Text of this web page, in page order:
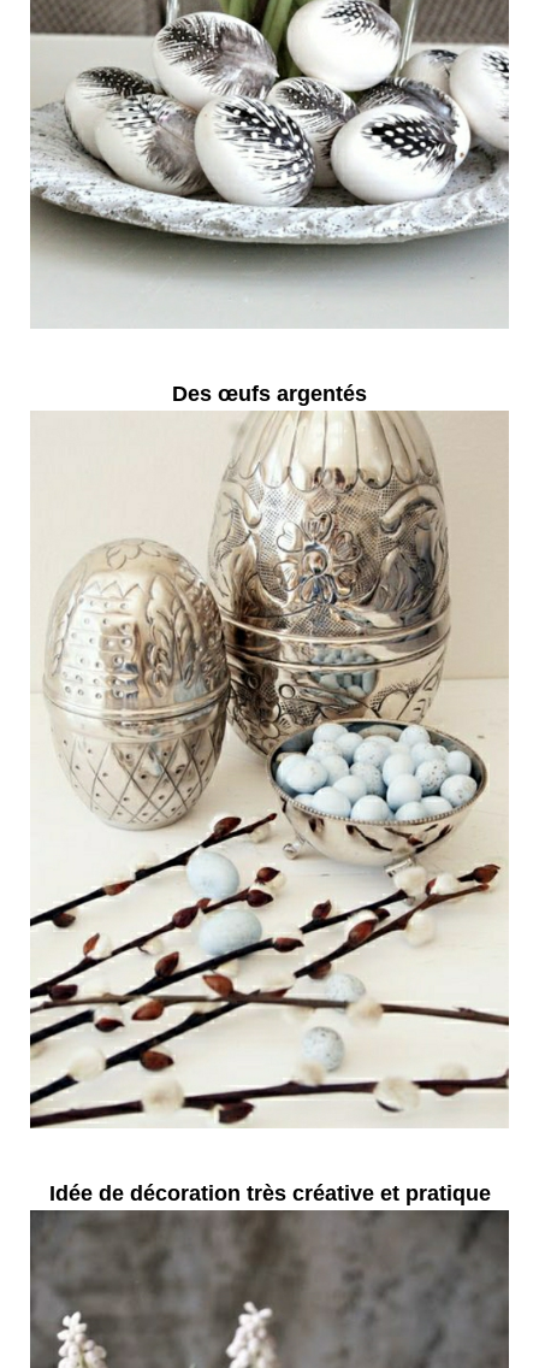
Des œufs argentés
Idée de décoration très créative et pratique